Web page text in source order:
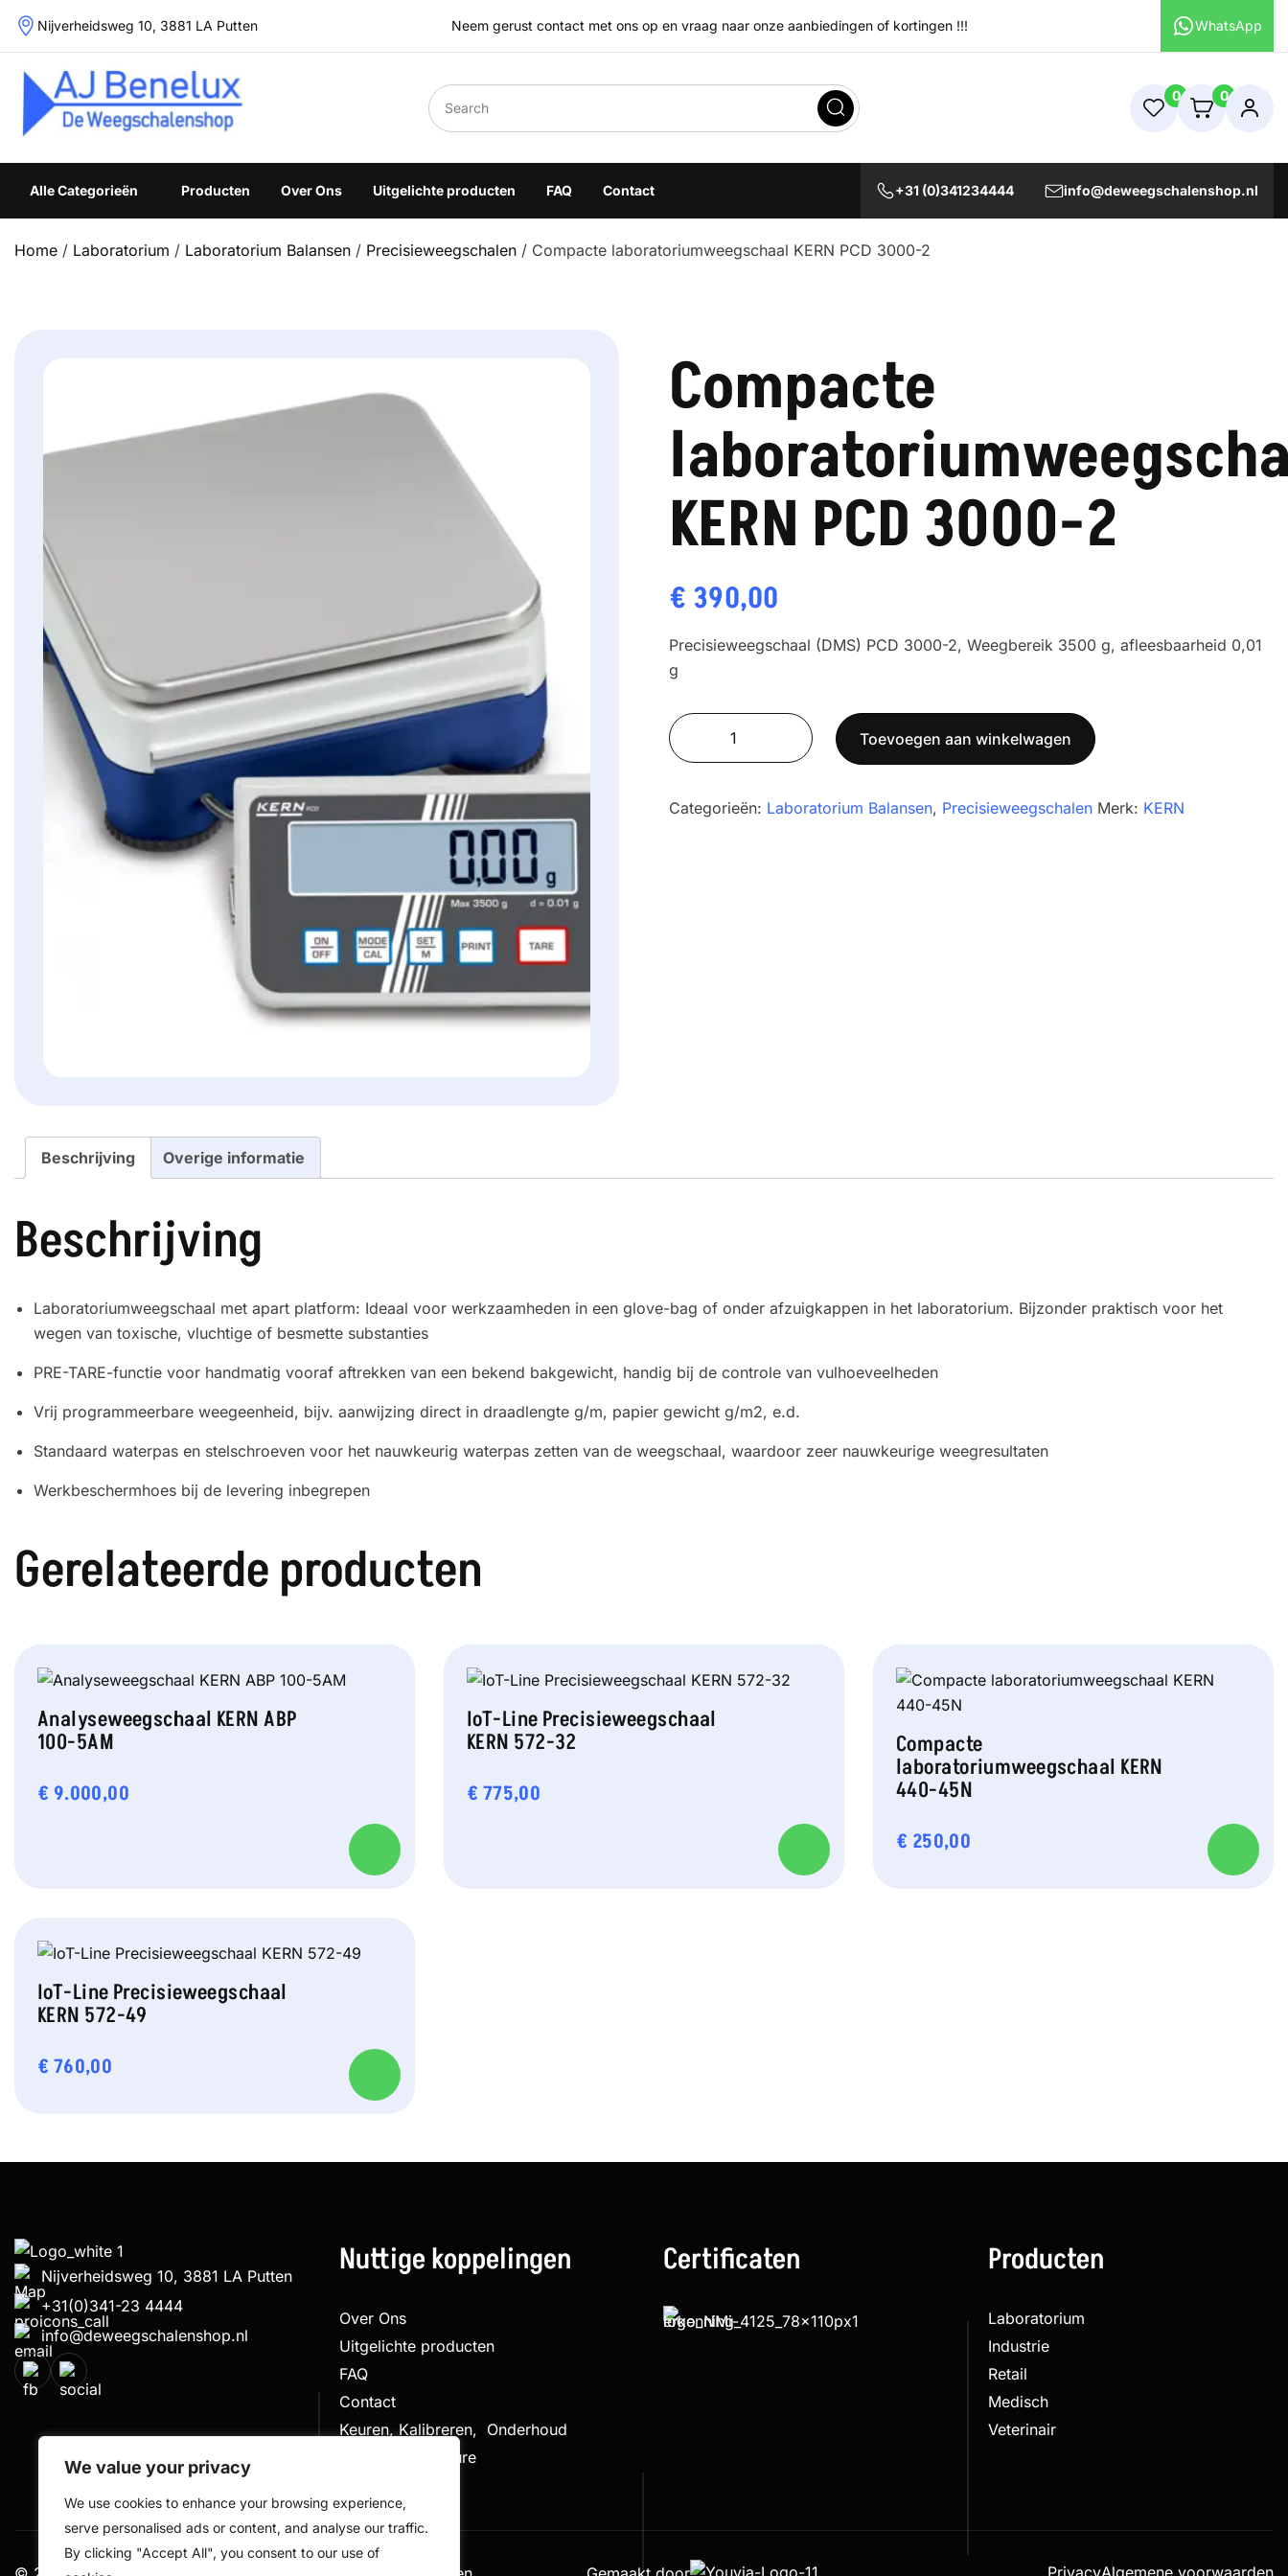
We value your privacy
We use cookies to enhance your browsing experience,
serve personalised ads or content, and analyse our traffic.
By clicking "Accept All", you consent to our use of
Skip
Nijverheidsweg 10, 3881 LA Putten Neem gerust contact met ons op en vraag naar onze aanbiedingen of kortingen !!! WhatsApp
Weegschalenshop | Precisieweegschalen & Industriële Weegoplossingen
0 0
Alle Categorieën Producten Over Ons Uitgelichte producten FAQ Contact +31 (0)341234444 info@deweegschalenshop.nl
Home / Laboratorium / Laboratorium Balansen / Precisieweegschalen / Compacte laboratoriumweegschaal KERN PCD 3000-2
Compacte
KERN PCD 3000-2
€ 390,00
Precisieweegschaal (DMS) PCD 3000-2, Weegbereik 3500 g, afleesbaarheid 0,01
g
Compacte
laboratoriumweegschaal
PCD
Toevoegen aan winkelwagen
Categorieën: Laboratorium Balansen, Precisieweegschalen Merk: KERN
Beschrijving Overige informatie
Beschrijving
Laboratoriumweegschaal met apart platform: Ideaal voor werkzaamheden in een glove-bag of onder afzuigkappen in het laboratorium. Bijzonder praktisch voor het
wegen van toxische, vluchtige of besmette substanties
PRE-TARE-functie voor handmatig vooraf aftrekken van een bekend bakgewicht, handig bij de controle van vulhoeveelheden
Vrij programmeerbare weegeenheid, bijv. aanwijzing direct in draadlengte g/m, papier gewicht g/m2, e.d.
Standaard waterpas en stelschroeven voor het nauwkeurig waterpas zetten van de weegschaal, waardoor zeer nauwkeurige weegresultaten
Werkbeschermhoes bij de levering inbegrepen
Gerelateerde producten
Analyseweegschaal KERN ABP
100-5AM
€ 9.000,00
IoT-Line Precisieweegschaal
KERN 572-32
€ 775,00
Compacte
laboratoriumweegschaal KERN
440-45N
€ 250,00
IoT-Line Precisieweegschaal
KERN 572-49
€ 760,00
Nijverheidsweg 10, 3881 LA Putten
+31(0)341-23 4444
info@deweegschalenshop.nl
Nuttige koppelingen
Over Ons
Uitgelichte producten
FAQ
Contact
Keuren, Kalibreren, Onderhoud
Klachtenprocedure
Certificaten Producten
Laboratorium
Industrie
Retail
Medisch
Veterinair
PrivacyAlgemene voorwaarden